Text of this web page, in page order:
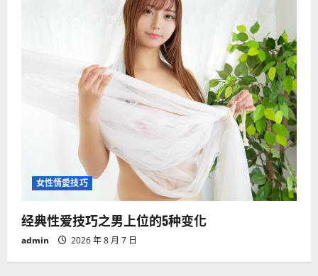
女性情愛技巧
经典性爱技巧之男上位的5种变化
admin 2026 年 8 月 7 日